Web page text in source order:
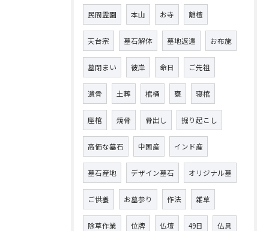
民間霊園 本山 お寺 離檀
天台宗 墓石解体 墓地返還 お布施
墓閉まい 彼岸 命日 ご先祖
遺骨 土葬 棺桶 甕 寝棺
座棺 焼骨 骨出し 掘り起こし
高価な墓石 中国産 インド産
墓石産地 デザイン墓石 オリジナル墓
ご供養 お墓参り 作法 雑草
除草作業 位牌 仏壇 49日 仏具